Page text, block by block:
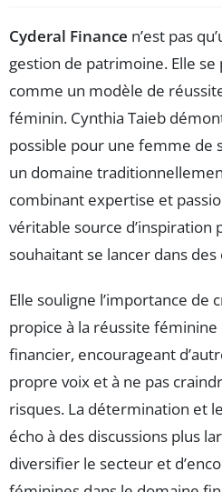
Cyderal Finance n’est pas
gestion de patrimoine. Elle
comme un modèle de
féminin. Cynthia Taieb
possible pour une femme de
un domaine
combinant expertise et
véritable source
souhaitant se lancer dans
Elle souligne l’importance
propice à la réussite féminine
financier, encourageant
propre voix et à ne pas
risques. La détermination et
écho à des discussions plus
diversifier le secteur et